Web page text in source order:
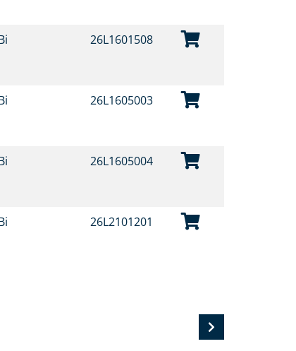
26L1601508
26L1605003
26L1605004
26L2101201